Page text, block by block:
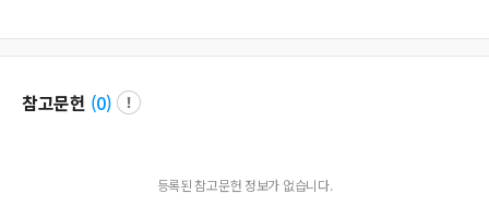
참고문헌 (0)
등록된 참고문헌 정보가 없습니다.